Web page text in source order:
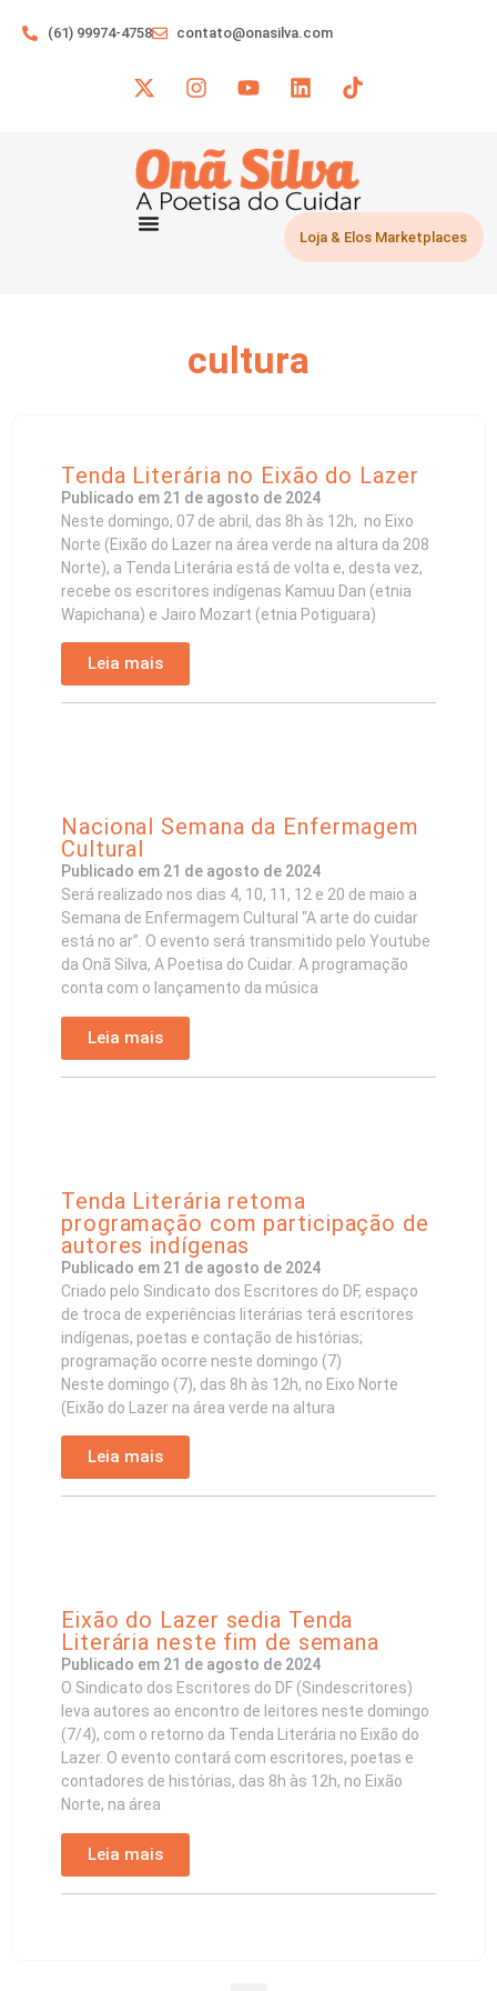
(61) 99974-4758 contato@onasilva.com
Loja & Elos Marketplaces
cultura
Tenda Literária no Eixão do Lazer
Publicado em 21 de agosto de 2024
Neste domingo, 07 de abril, das 8h às 12h, no Eixo
Norte (Eixão do Lazer na área verde na altura da 208
Norte), a Tenda Literária está de volta e, desta vez,
recebe os escritores indígenas Kamuu Dan (etnia
Wapichana) e Jairo Mozart (etnia Potiguara)
Leia mais
Nacional Semana da Enfermagem
Cultural
Publicado em 21 de agosto de 2024
Será realizado nos dias 4, 10, 11, 12 e 20 de maio a
Semana de Enfermagem Cultural “A arte do cuidar
está no ar”. O evento será transmitido pelo Youtube
da Onã Silva, A Poetisa do Cuidar. A programação
conta com o lançamento da música
Leia mais
Tenda Literária retoma
programação com participação de
autores indígenas
Publicado em 21 de agosto de 2024
Criado pelo Sindicato dos Escritores do DF, espaço
de troca de experiências literárias terá escritores
indígenas, poetas e contação de histórias;
programação ocorre neste domingo (7)
Neste domingo (7), das 8h às 12h, no Eixo Norte
(Eixão do Lazer na área verde na altura
Leia mais
Eixão do Lazer sedia Tenda
Literária neste fim de semana
Publicado em 21 de agosto de 2024
O Sindicato dos Escritores do DF (Sindescritores)
leva autores ao encontro de leitores neste domingo
(7/4), com o retorno da Tenda Literária no Eixão do
Lazer. O evento contará com escritores, poetas e
contadores de histórias, das 8h às 12h, no Eixão
Norte, na área
Leia mais